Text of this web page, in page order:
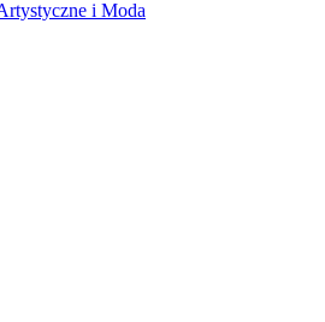
i Moda